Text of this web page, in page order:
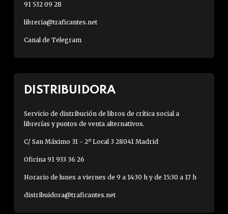
91 532 09 28
libreria@traficantes.net
Canal de Telegram
DISTRIBUIDORA
Servicio de distribución de libros de crítica social a
librerías y puntos de venta alternativos.
C/ San Máximo 31 - 2º Local 3 28041 Madrid
Oficina 91 933 36 26
Horario de lunes a viernes de 9 a 14:30 h y de 15:30 a 17 h
distribuidora@traficantes.net